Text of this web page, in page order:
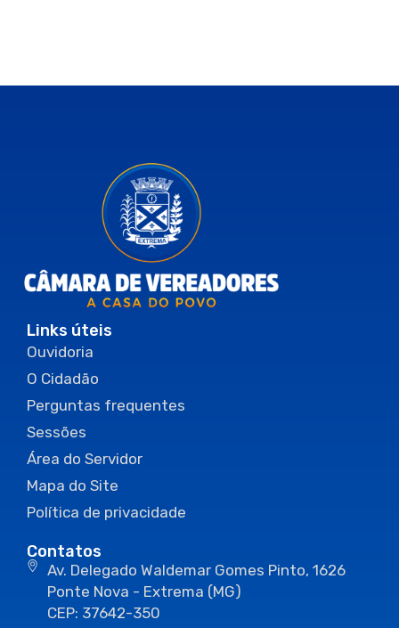
Links úteis
Ouvidoria
O Cidadão
Perguntas frequentes
Sessões
Área do Servidor
Mapa do Site
Política de privacidade
Contatos
Av. Delegado Waldemar Gomes Pinto, 1626
Ponte Nova - Extrema (MG)
CEP: 37642-350